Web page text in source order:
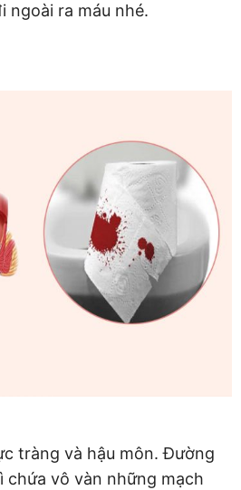
ngoài ra máu nhé.
tràng và hậu môn. Đường
chứa vô vàn những mạch